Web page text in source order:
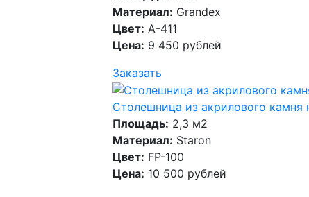
Материал: Grandex
Цвет: A-411
Цена: 9 450 рублей
Заказать
Столешница из акрилового камня
Площадь: 2,3 м2
Материал: Staron
Цвет: FP-100
Цена: 10 500 рублей